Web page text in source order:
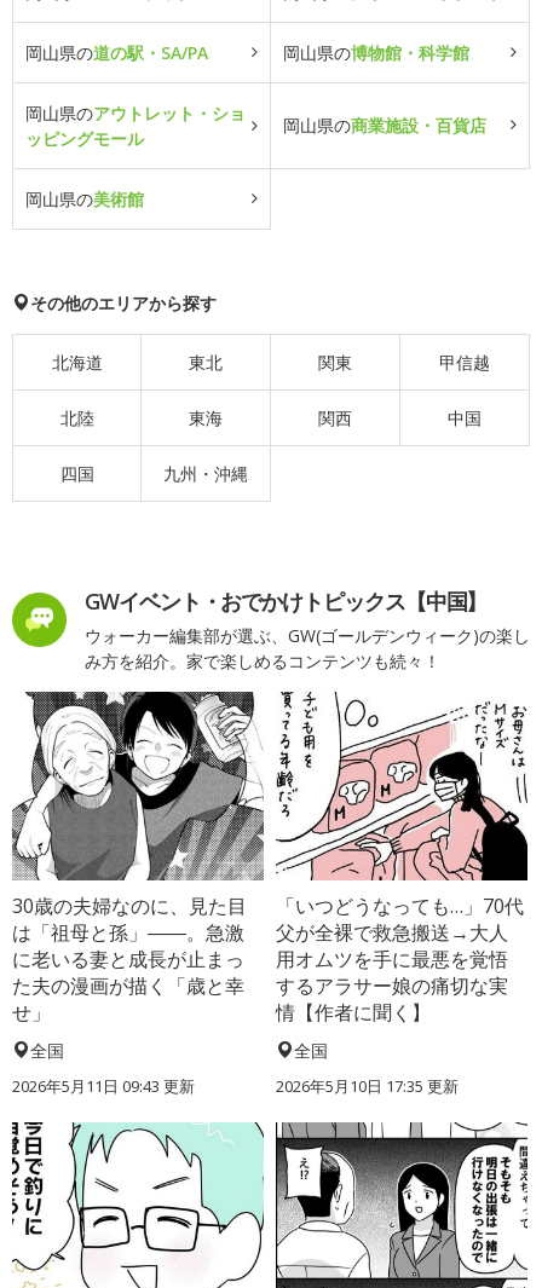
岡山県の道の駅・SA/PA 岡山県の博物館・科学館
岡山県のアウトレット・ショ
ッピングモール
岡山県の商業施設・百貨店
岡山県の美術館
その他のエリアから探す
北海道 東北 関東 甲信越
北陸 東海 関西 中国
四国 九州・沖縄
GWイベント・おでかけトピックス【中国】
ウォーカー編集部が選ぶ、GW(ゴールデンウィーク)の楽し
み方を紹介。家で楽しめるコンテンツも続々！
30歳の夫婦なのに、見た目
は「祖母と孫」――。急激
に老いる妻と成長が止まっ
た夫の漫画が描く「歳と幸
せ」
全国
2026年5月11日 09:43 更新
「いつどうなっても…」70代
父が全裸で救急搬送→大人
用オムツを手に最悪を覚悟
するアラサー娘の痛切な実
情【作者に聞く】
全国
2026年5月10日 17:35 更新